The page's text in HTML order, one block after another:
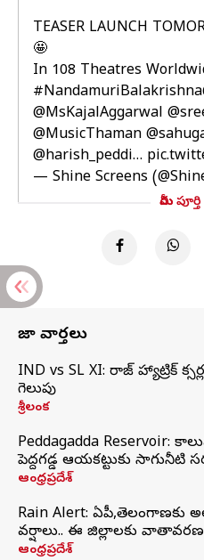
TEASER LAUNCH
🤩
In 108 Theatres
#NandamuriBalakrishna
@MsKajalAggarwal
@MusicThaman
@harish_peddi…
— Shine Screens
మీరు
తాజా వార్తలు
IND vs SL XI: సిరాజ్‌ హ్యాట్రిక్‌
గెలుపు
శ్రీలంక
Peddagadda Reservoir:
పెద్దగడ్డ ఆయకట్టుకు సాగునీటి
ఆంధ్రప్రదేశ్
Rain Alert: ఏపీ,తెలంగాణకు
వర్షాలు.. ఈ జిల్లాలకు
ఆంధ్రప్రదేశ్